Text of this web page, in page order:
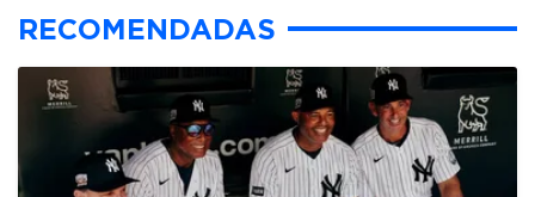
RECOMENDADAS